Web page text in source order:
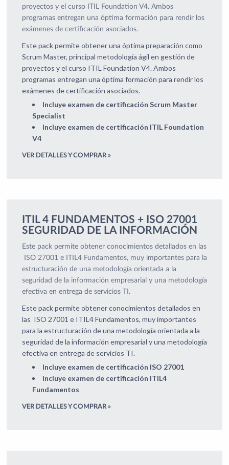
proyectos y el curso ITIL Foundation V4. Ambos
programas entregan una óptima formación para rendir los
exámenes de certificación asociados.
Este pack permite obtener una óptima preparación como
Scrum Master, principal metodología ágil en gestión de
proyectos y el curso ITIL Foundation V4. Ambos
programas entregan una óptima formación para rendir los
exámenes de certificación asociados.
Incluye examen de certificación Scrum Master
Specialist
Incluye examen de certificación ITIL Foundation
V4
VER DETALLES Y COMPRAR »
ITIL 4 FUNDAMENTOS + ISO 27001
SEGURIDAD DE LA INFORMACIÓN
Este pack permite obtener conocimientos detallados en las
ISO 27001 e ITIL4 Fundamentos, muy importantes para la
estructuración de una metodología orientada a la
seguridad de la información empresarial y una metodología
efectiva en entrega de servicios TI.
Este pack permite obtener conocimientos detallados en
las ISO 27001 e ITIL4 Fundamentos, muy importantes
para la estructuración de una metodología orientada a la
seguridad de la información empresarial y una metodología
efectiva en entrega de servicios TI.
Incluye examen de certificación ISO 27001
Incluye examen de certificación ITIL4
Fundamentos
VER DETALLES Y COMPRAR »